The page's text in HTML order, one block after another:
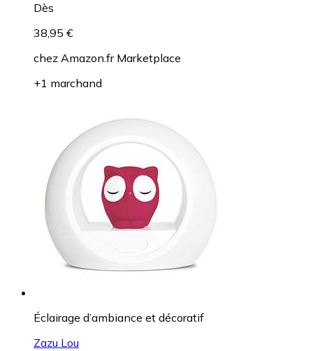
Dès
38,95 €
chez Amazon.fr Marketplace
+1 marchand
Éclairage d’ambiance et décoratif
Zazu Lou